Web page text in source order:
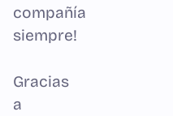
compañía
siempre!
Gracias
a